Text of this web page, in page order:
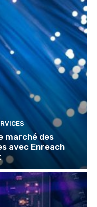
marché des
avec Enreach